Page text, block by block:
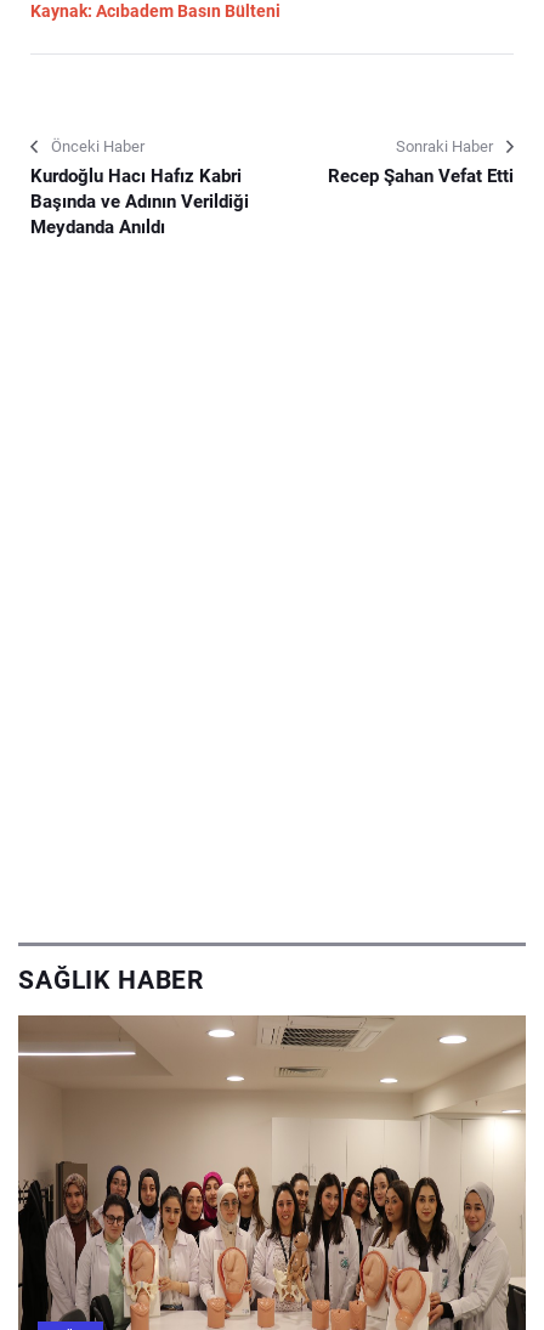
Kaynak: Acıbadem Basın Bülteni
Önceki Haber
Kurdoğlu Hacı Hafız Kabri
Başında ve Adının Verildiği
Meydanda Anıldı
Sonraki Haber
Recep Şahan Vefat Etti
SAĞLIK HABER